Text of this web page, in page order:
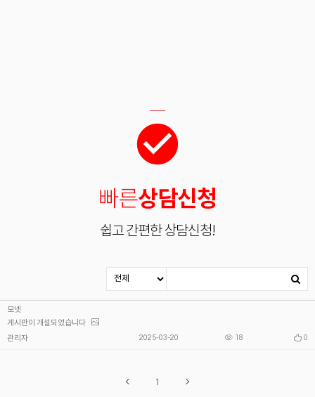
check_circle
빠른상담신청
쉽고 간편한 상담신청!
모넷
게시판이 개설되었습니다
관리자
0
18
2025-03-20
1